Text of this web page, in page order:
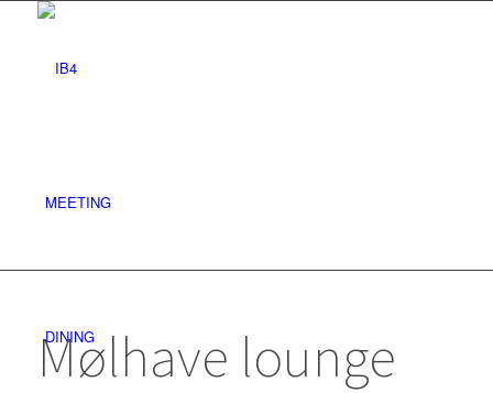
MEETING
DINING
Mølhave lounge